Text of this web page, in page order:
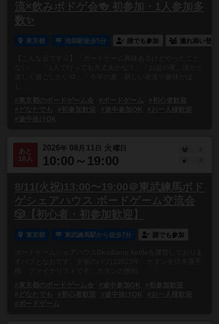
流×飲みボドゲ会🍻 初参加・1人参加多
数✨
東京都 池袋駅徒歩5分 誰でも参加 連れ添い登録
【こんな会です💡】「ボードゲーム興味あるけどやったこと
ない…」「1人で行っても大丈夫かな？」「お盆の夜、誰かと
楽しく過ごしたい🌻」「今年の夏、新しい友達や趣味がほ
#東京都のボードゲーム会
#ボードゲーム
#初心者歓迎
#どなたでも
#初参加歓迎 #途中参加OK
#お一人様歓迎
#途中抜けOK
あと
18人
2026年 08 月 11 日 火 曜日
10:00～19:00
2
8/11(火祝)13:00〜19:00＠東武練馬ボド
ゲシェアハウス ボードゲーム交流会
🎲【初心者・初参加歓迎】
東京都 東武練馬駅から徒歩7分 誰でも参加
ボードゲームシェアハウスDice&amp;Kettleを運営しておりま
すバブとなおです。主催のバブは2023年 カタン全日本選手
権 ファイナリストです。カタンの挑戦...
#東京都のボードゲーム会
#途中参加OK
#初参加歓迎
#どなたでも
#初心者歓迎 #途中抜けOK
#お一人様歓迎
#ボードゲーム